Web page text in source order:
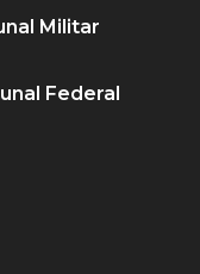
Militar
Federal